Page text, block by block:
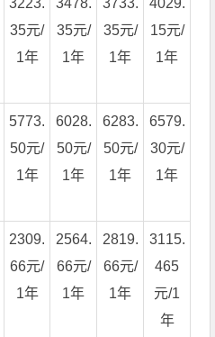
35元/
1年
35元/
1年
35元/
1年
15元/
1年
5773.
50元/
1年
6028.
50元/
1年
6283.
50元/
1年
6579.
30元/
1年
2309.
66元/
1年
2564.
66元/
1年
2819.
66元/
1年
3115.
465
元/1
年